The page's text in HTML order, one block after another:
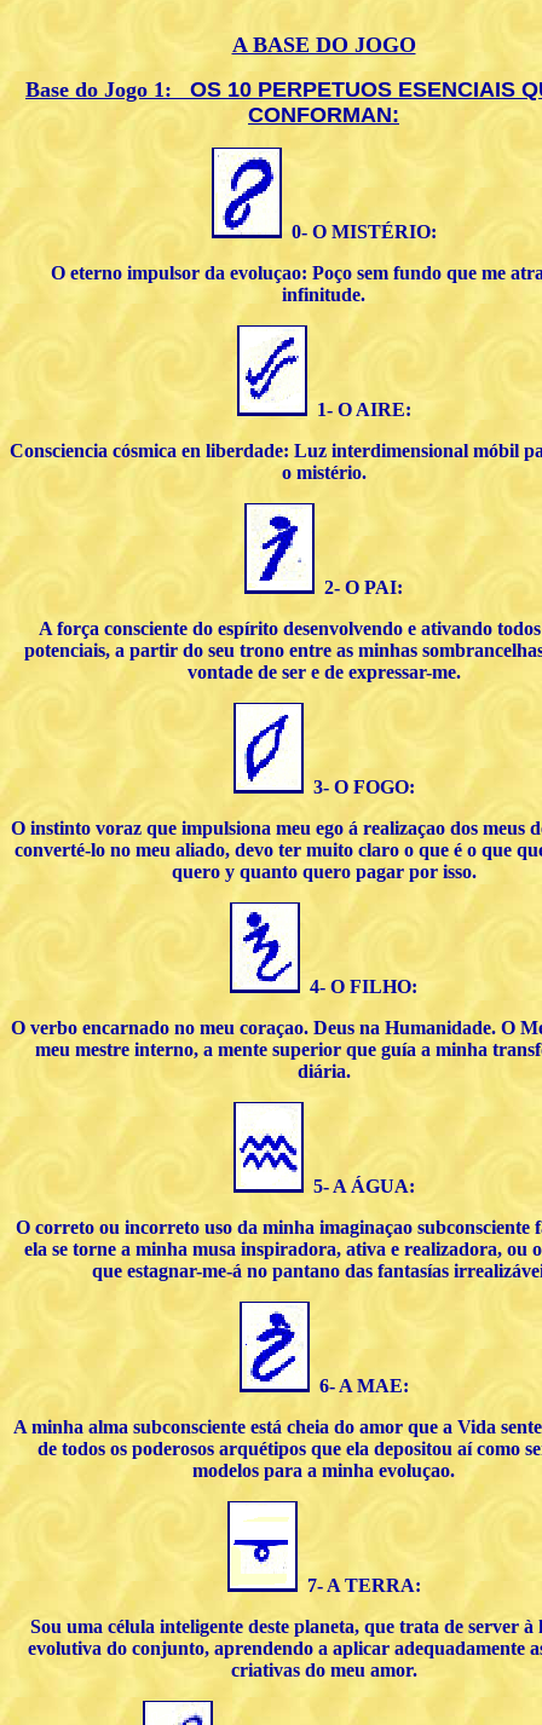
A BASE DO JOGO
Base do Jogo 1:
OS 10 PERPETUOS ESENCIAIS
CONFORMAN:
0- O MISTÉRIO:
O eterno impulsor da evoluçao: Poço sem fundo que me
infinitude.
1- O AIRE:
Consciencia cósmica en liberdade: Luz interdimensional móbil
o mistério.
2- O PAI:
A força consciente do espírito desenvolvendo e ativando todos
potenciais, a partir do seu trono entre as minhas
vontade de ser e de expressar-me.
3- O FOGO:
O instinto voraz que impulsiona meu ego á realizaçao dos meus
converté-lo no meu aliado, devo ter muito claro o que é o que
quero y quanto quero pagar por isso.
4- O FILHO:
O verbo encarnado no meu coraçao. Deus na Humanidade. O
meu mestre interno, a mente superior que guía a minha
diária.
5- A ÁGUA:
O correto ou incorreto uso da minha imaginaçao subconsciente
ela se torne a minha musa inspiradora, ativa e realizadora, ou
que estagnar-me-á no pantano das fantasías
6- A MAE:
A minha alma subconsciente está cheia do amor que a Vida
de todos os poderosos arquétipos que ela depositou aí como
modelos para a minha evoluçao.
7- A TERRA:
Sou uma célula inteligente deste planeta, que trata de server à
evolutiva do conjunto, aprendendo a aplicar adequadamente
criativas do meu amor.